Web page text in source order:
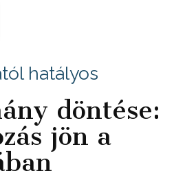
hatályos
döntése:
jön a